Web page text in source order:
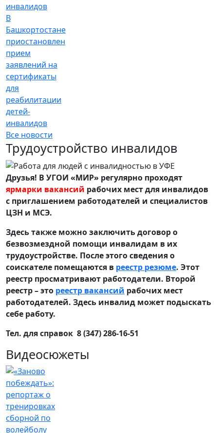
В
Башкортостане
приостановлен
прием
заявлений на
сертификаты
для
реабилитации
детей-
инвалидов
Все новости
Трудоустройство инвалидов
Друзья! В УГОИ «МИР» регулярно проходят
ярмарки вакансий рабочих мест для инвалидов
с приглашением работодателей и специалистов
ЦЗН и МСЭ.
Здесь также можно заключить договор о
безвозмездной помощи инвалидам в их
трудоустройстве. После этого сведения о
соискателе помещаются в реестр резюме. Этот
реестр просматривают работодатели. Второй
реестр – это реестр вакансий рабочих мест
работодателей. Здесь инвалид может подыскать
себе работу.
Тел. для справок 8 (347) 286-16-51
Видеосюжеты